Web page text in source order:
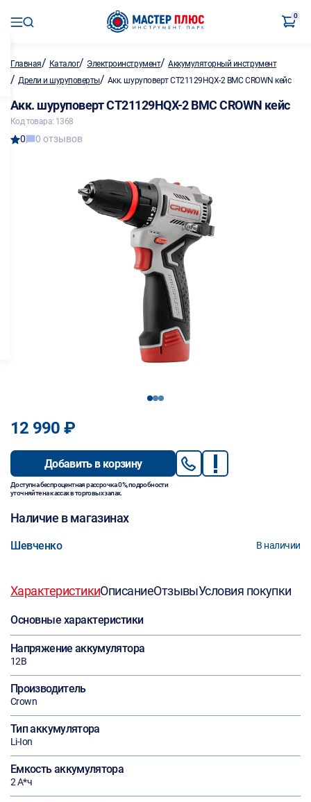
0
Главная/ Каталог/ Электроинструмент/Аккумуляторный инструмент
/ Дрели и шуруповерты/ Акк. шуруповерт CT21129HQX-2 BMC CROWN кейс
Акк. шуруповерт CT21129HQX-2 BMC CROWN кейс
Код товара: 1368
0 0 отзывов
123
12 990 ₽
Добавить в корзину
Доступна беспроцентная рассрочка 0%, подробности
уточняйте на кассах в торговых залах.
Наличие в магазинах
Шевченко В наличии
ХарактеристикиОписаниеОтзывыУсловия покупки
Основные характеристики
Напряжение аккумулятора
12В
Производитель
Crown
Тип аккумулятора
Li-Ion
Емкость аккумулятора
2 А*ч